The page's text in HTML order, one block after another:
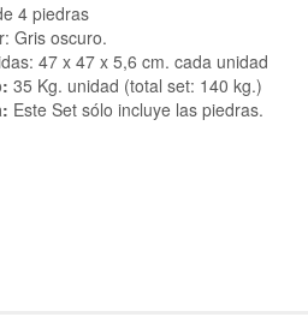
4 piedras
Gris oscuro.
47 x 47 x 5,6 cm. cada unidad
: 35 Kg. unidad (total set: 140 kg.)
Este Set sólo incluye las piedras.